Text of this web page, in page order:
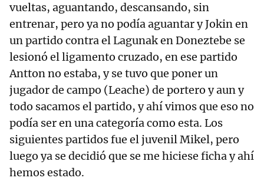
vueltas, aguantando, descansando, sin
entrenar, pero ya no podía aguantar y Jokin en
un partido contra el Lagunak en Doneztebe se
lesionó el ligamento cruzado, en ese partido
Antton no estaba, y se tuvo que poner un
jugador de campo (Leache) de portero y aun y
todo sacamos el partido, y ahí vimos que eso no
podía ser en una categoría como esta. Los
siguientes partidos fue el juvenil Mikel, pero
luego ya se decidió que se me hiciese ficha y ahí
hemos estado.